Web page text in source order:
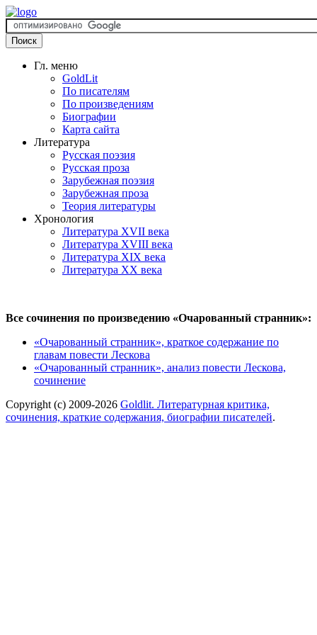
Гл. меню
GoldLit
По писателям
По произведениям
Биографии
Карта сайта
Литература
Русская поэзия
Русская проза
Зарубежная поэзия
Зарубежная проза
Теория литературы
Хронология
Литература XVII века
Литература XVIII века
Литература XIX века
Литература XX века
Все сочинения по произведению «Очарованный странник»:
«Очарованный странник», краткое содержание по
главам повести Лескова
«Очарованный странник», анализ повести Лескова,
сочинение
Copyright (c) 2009-2026 Goldlit. Литературная критика,
сочинения, краткие содержания, биографии писателей.